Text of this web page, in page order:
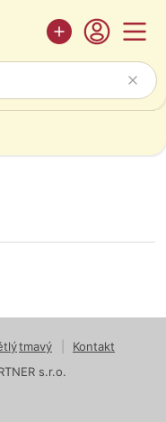
tmavý
Kontakt
s.r.o.